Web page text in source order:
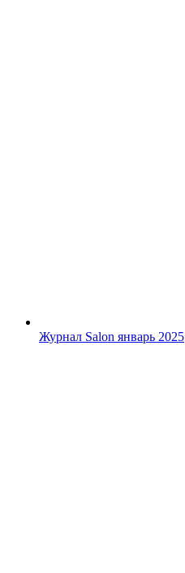
Журнал Salon январь 2025